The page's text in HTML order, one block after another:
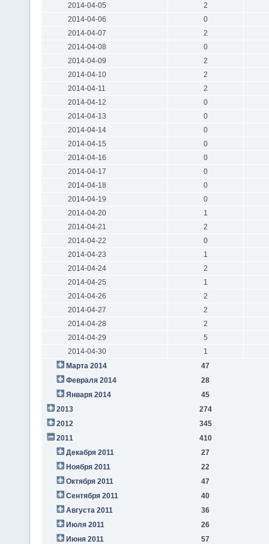
2014-04-05
2
2014-04-06
0
2014-04-07
2
2014-04-08
0
2014-04-09
2
2014-04-10
2
2014-04-11
2
2014-04-12
0
2014-04-13
0
2014-04-14
0
2014-04-15
0
2014-04-16
0
2014-04-17
0
2014-04-18
0
2014-04-19
0
2014-04-20
1
2014-04-21
2
2014-04-22
0
2014-04-23
1
2014-04-24
2
2014-04-25
1
2014-04-26
2
2014-04-27
2
2014-04-28
2
2014-04-29
5
2014-04-30
1
Марта 2014
47
Февраля 2014
28
Января 2014
45
2013
274
2012
345
2011
410
Декабря 2011
27
Ноября 2011
22
Октября 2011
47
Сентября 2011
40
Августа 2011
36
Июля 2011
26
Июня 2011
57